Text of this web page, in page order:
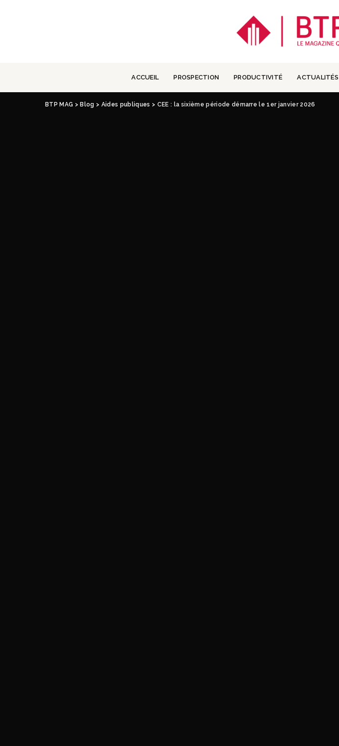
ACCUEIL PROSPECTION PRODUCTIVITÉ ACTUALITÉS
BTP MAG >Blog > Aides publiques > CEE : la sixième période démarre le 1er janvier 2026